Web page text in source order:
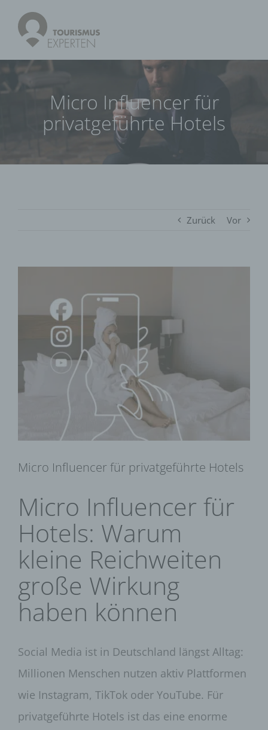
Micro Influencer für
privatgeführte Hotels
Zurück Vor
Micro Influencer für privatgeführte Hotels
Micro Influencer für
Hotels: Warum
kleine Reichweiten
große Wirkung
haben können
Social Media ist in Deutschland längst Alltag:
Millionen Menschen nutzen aktiv Plattformen
wie Instagram, TikTok oder YouTube. Für
privatgeführte Hotels ist das eine enorme